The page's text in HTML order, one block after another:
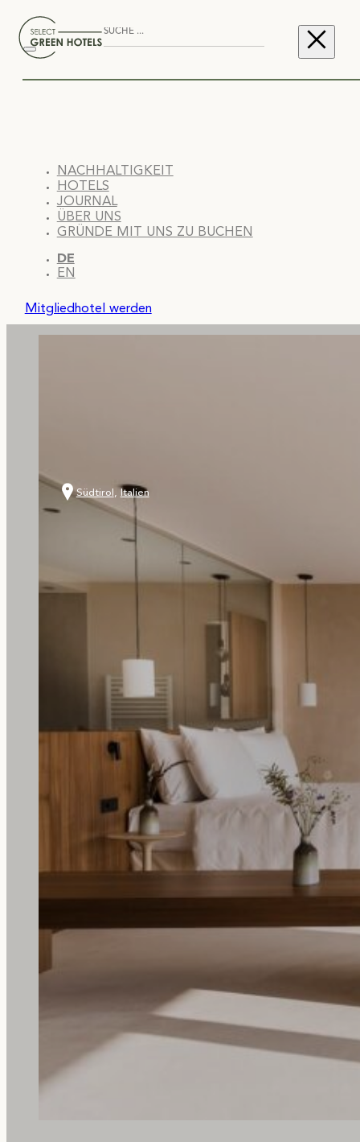
NACHHALTIGKEIT
HOTELS
JOURNAL
ÜBER UNS
GRÜNDE MIT UNS ZU BUCHEN
DE
EN
Mitgliedhotel werden
Südtirol , Italien